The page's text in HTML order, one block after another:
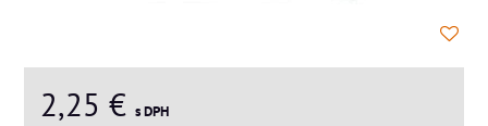
2,25 € s DPH